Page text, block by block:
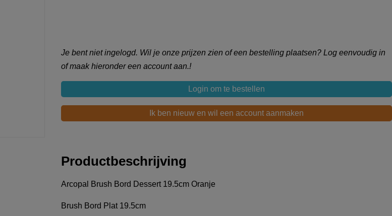
Je bent niet ingelogd. Wil je onze prijzen zien of een bestelling plaatsen? Log eenvoudig in
of maak hieronder een account aan.!
Login om te bestellen
Ik ben nieuw en wil een account aanmaken
Productbeschrijving
Arcopal Brush Bord Dessert 19.5cm Oranje
Brush Bord Plat 19.5cm